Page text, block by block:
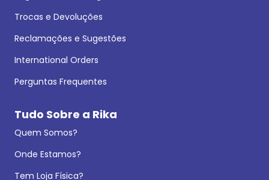
Trocas e Devoluções
Reclamações e Sugestões
International Orders
Perguntas Frequentes
Tudo Sobre a Rika
Quem Somos?
Onde Estamos?
Tem Loja Física?